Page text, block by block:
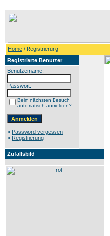
Home / Registrierung
Registrierte Benutzer
Benutzername:
Passwort:
Beim nächsten Besuch
automatisch anmelden?
» Password vergessen
» Registrierung
Zufallsbild